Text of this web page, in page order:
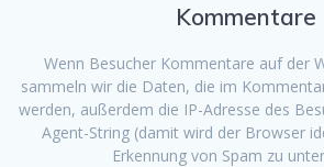
Kommentare
Wenn Besucher Kommentare auf der
sammeln wir die Daten, die im
werden, außerdem die IP-Adresse des
Agent-String (damit wird der Browser
Erkennung von Spam zu